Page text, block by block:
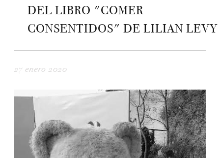
DEL LIBRO "COMER
CONSENTIDOS" DE LILIAN LEVY
27 enero 2020